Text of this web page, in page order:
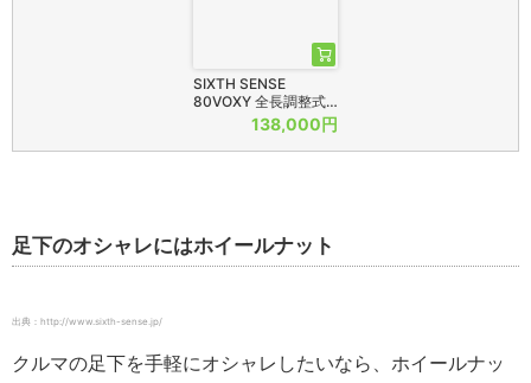
SIXTH SENSE
80VOXY 全長調整式…
138,000円
足下のオシャレにはホイールナット
出典：http://www.sixth-sense.jp/
クルマの足下を手軽にオシャレしたいなら、ホイールナッ